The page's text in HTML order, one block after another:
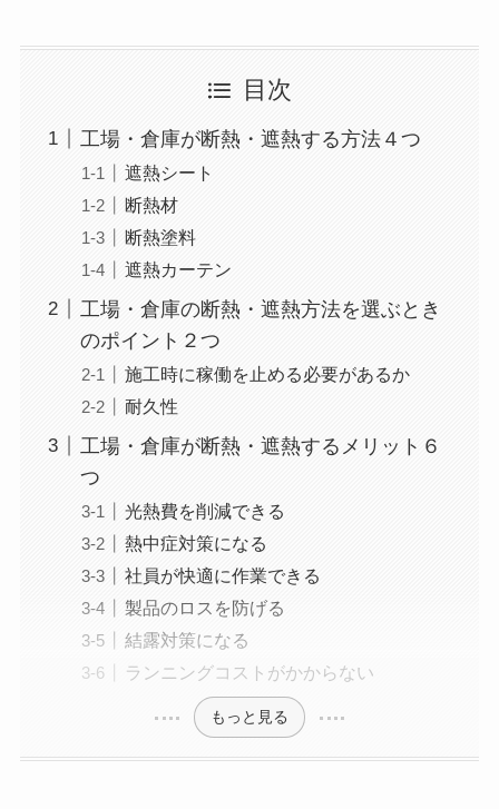
目次
工場・倉庫が断熱・遮熱する方法４つ
遮熱シート
断熱材
断熱塗料
遮熱カーテン
工場・倉庫の断熱・遮熱方法を選ぶとき
のポイント２つ
施工時に稼働を止める必要があるか
耐久性
工場・倉庫が断熱・遮熱するメリット６
つ
光熱費を削減できる
熱中症対策になる
社員が快適に作業できる
製品のロスを防げる
結露対策になる
ランニングコストがかからない
もっと見る